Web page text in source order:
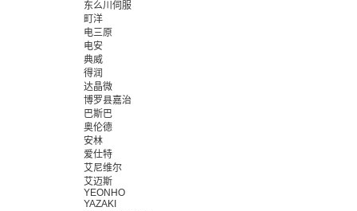
东么川伺服
町洋
电三原
电安
典威
得润
达晶微
博罗县嘉治
巴斯巴
奥伦德
安林
爱仕特
艾尼维尔
艾迈斯
YEONHO
YAZAKI